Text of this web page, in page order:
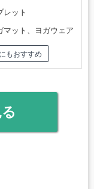
レット
マット、ヨガウェア
もおすすめ